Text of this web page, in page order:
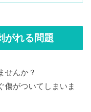
がれる問題
せんか？
傷がついてしまいま